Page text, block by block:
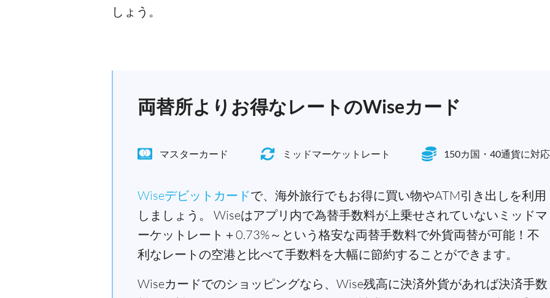
しょう。
両替所よりお得なレートのWiseカード
マスターカード ミッドマーケットレート 150カ国・40通貨に対応
Wiseデビットカードで、海外旅行でもお得に買い物やATM引き出しを利用
しましょう。 Wiseはアプリ内で為替手数料が上乗せされていないミッドマ
ーケットレート＋0.73%～という格安な両替手数料で外貨両替が可能！不
利なレートの空港と比べて手数料を大幅に節約することができます。
Wiseカードでのショッピングなら、Wise残高に決済外貨があれば決済手数